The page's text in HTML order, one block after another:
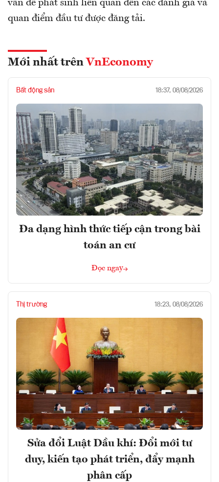
vấn đề phát sinh liên quan đến các đánh giá và
quan điểm đầu tư được đăng tải.
Mới nhất trên VnEconomy
Bất động sản 18:37, 08/08/2026
Đa dạng hình thức tiếp cận trong bài
toán an cư
Đọc ngay
Thị trường 18:23, 08/08/2026
Sửa đổi Luật Dầu khí: Đổi mới tư
duy, kiến tạo phát triển, đẩy mạnh
phân cấp